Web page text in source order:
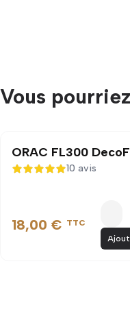
Vous
ORAC FL300
5 sur 5
10 avis
18,00 € TTC